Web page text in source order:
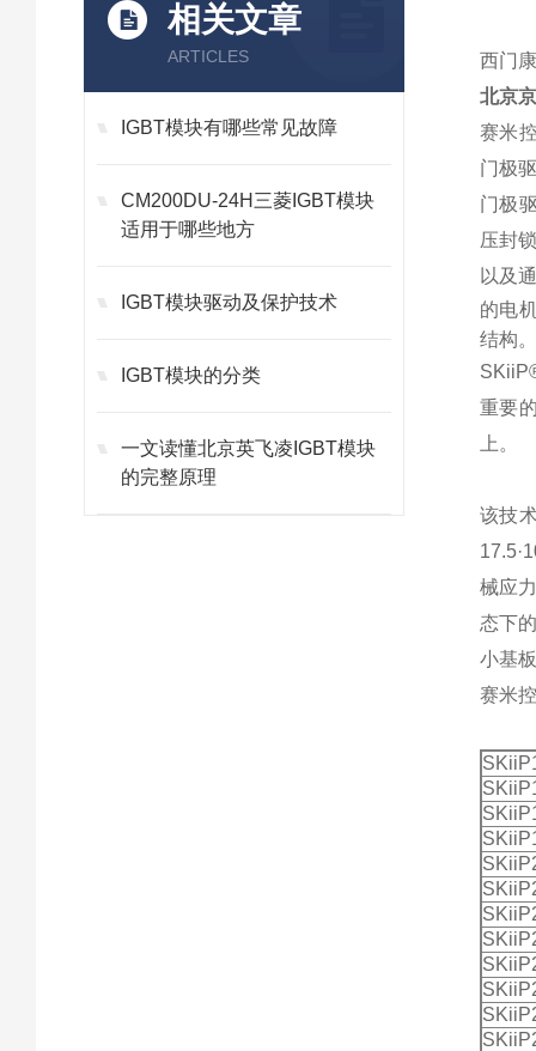
相关文章
ARTICLES
IGBT模块有哪些常见故障
CM200DU-24H三菱IGBT模块
适用于哪些地方
IGBT模块驱动及保护技术
IGBT模块的分类
一文读懂北京英飞凌IGBT模块
的完整原理
西门
北京
赛米
门极
门极
压封
以及
的电
结构
重要
上。
该技
械应
态下
小基
赛米